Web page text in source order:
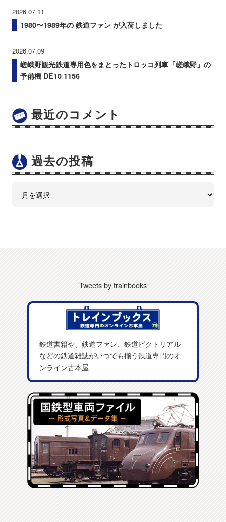
2026.07.11
1980〜1989年の 鉄道ファン が入荷しました
2026.07.09
嵯峨野観光鉄道専用色をまとったトロッコ列車「嵯峨野」の
予備機 DE10 1156
最近のコメント
過去の投稿
Tweets by trainbooks
鉄道書籍や、鉄道ファン、鉄道ピクトリアル
などの鉄道雑誌がいつでも揃う鉄道専門のオ
ンライン古本屋